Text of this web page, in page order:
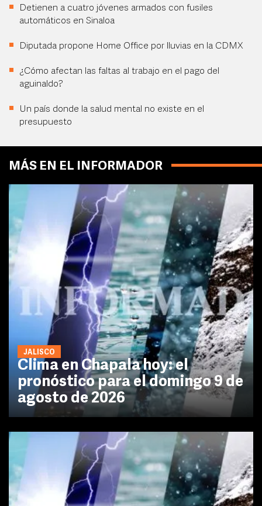
Detienen a cuatro jóvenes armados con fusiles
automáticos en Sinaloa
Diputada propone Home Office por lluvias en la CDMX
¿Cómo afectan las faltas al trabajo en el pago del
aguinaldo?
Un país donde la salud mental no existe en el
presupuesto
MÁS EN EL INFORMADOR
JALISCO
Clima en Chapala hoy: el
pronóstico para el domingo 9 de
agosto de 2026